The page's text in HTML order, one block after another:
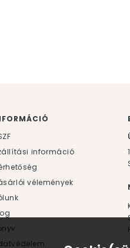
információ
vélemények